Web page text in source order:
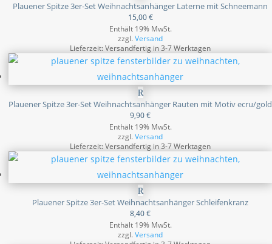
Plauener Spitze 3er-Set Weihnachtsanhänger Laterne mit Schneemann
15,00€
Enthält 19% MwSt.
zzgl.Versand
Lieferzeit: Versandfertig in 3-7 Werktagen
Plauener Spitze 3er-Set Weihnachtsanhänger Rauten mit Motiv ecru/gold
9,90€
Enthält 19% MwSt.
zzgl.Versand
Lieferzeit: Versandfertig in 3-7 Werktagen
Plauener Spitze 3er-Set Weihnachtsanhänger Schleifenkranz
8,40€
Enthält 19% MwSt.
zzgl.Versand